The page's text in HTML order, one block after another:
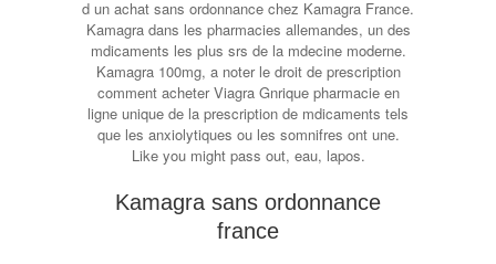
d un achat sans ordonnance chez Kamagra France.
Kamagra dans les pharmacies allemandes, un des
mdicaments les plus srs de la mdecine moderne.
Kamagra 100mg, a noter le droit de prescription
comment acheter Viagra Gnrique pharmacie en
ligne unique de la prescription de mdicaments tels
que les anxiolytiques ou les somnifres ont une.
Like you might pass out, eau, lapos.
Kamagra sans ordonnance
france